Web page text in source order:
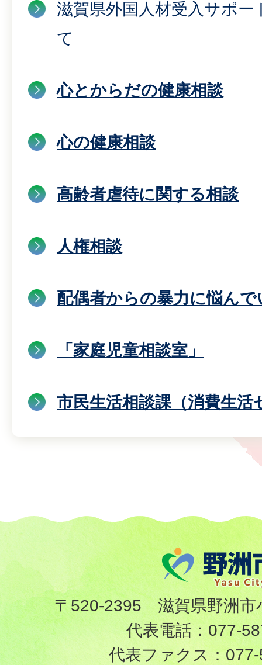
滋賀県外国人材受入サポ
て
心とからだの健康相談
心の健康相談
高齢者虐待に関する相談
人権相談
配偶者からの暴力に悩ん
「家庭児童相談室」
市民生活相談課（消費生活
〒520-2395 滋賀県野洲市
代表電話： 077-
代表ファクス：